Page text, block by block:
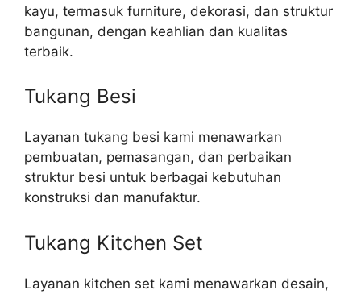
kayu, termasuk furniture, dekorasi, dan struktur
bangunan, dengan keahlian dan kualitas
terbaik.
Tukang Besi
Layanan tukang besi kami menawarkan
pembuatan, pemasangan, dan perbaikan
struktur besi untuk berbagai kebutuhan
konstruksi dan manufaktur.
Tukang Kitchen Set
Layanan kitchen set kami menawarkan desain,